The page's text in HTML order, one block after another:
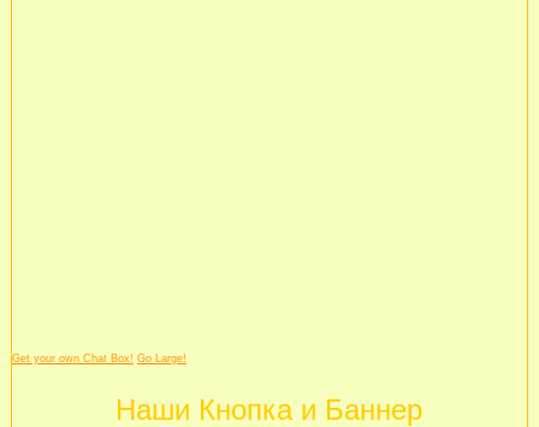
Get your own Chat Box! Go Large!
Наши Кнопка и Баннер